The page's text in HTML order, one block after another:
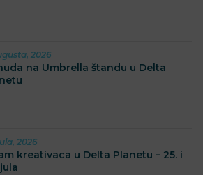
2026
na Umbrella štandu u Delta
2026
kreativaca u Delta Planetu – 25. i